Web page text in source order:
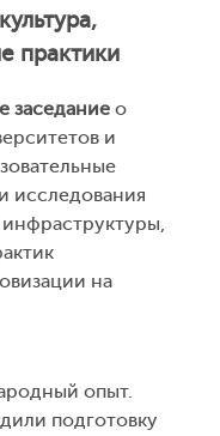
практики
заседание о
и
исследования
инфраструктуры,
на
опыт.
подготовку